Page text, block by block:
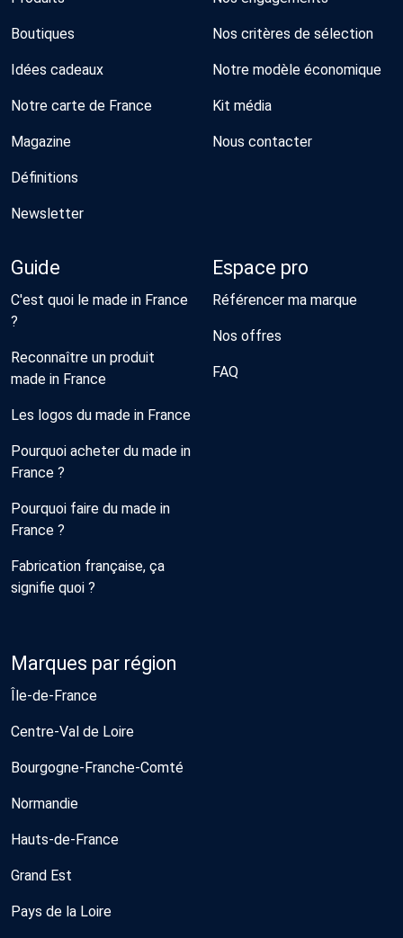
Boutiques
Idées cadeaux
Notre carte de France
Magazine
Définitions
Newsletter
Nos critères de sélection
Notre modèle économique
Kit média
Nous contacter
Guide
C'est quoi le made in France
?
Reconnaître un produit
made in France
Les logos du made in France
Pourquoi acheter du made in
France ?
Pourquoi faire du made in
France ?
Fabrication française, ça
signifie quoi ?
Espace pro
Référencer ma marque
Nos offres
FAQ
Marques par région
Île-de-France
Centre-Val de Loire
Bourgogne-Franche-Comté
Normandie
Hauts-de-France
Grand Est
Pays de la Loire